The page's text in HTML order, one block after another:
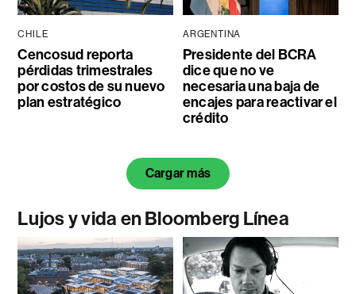
CHILE
Cencosud reporta
pérdidas trimestrales
por costos de su nuevo
plan estratégico
ARGENTINA
Presidente del BCRA
dice que no ve
necesaria una baja de
encajes para reactivar el
crédito
Cargar más
Lujos y vida en Bloomberg Línea